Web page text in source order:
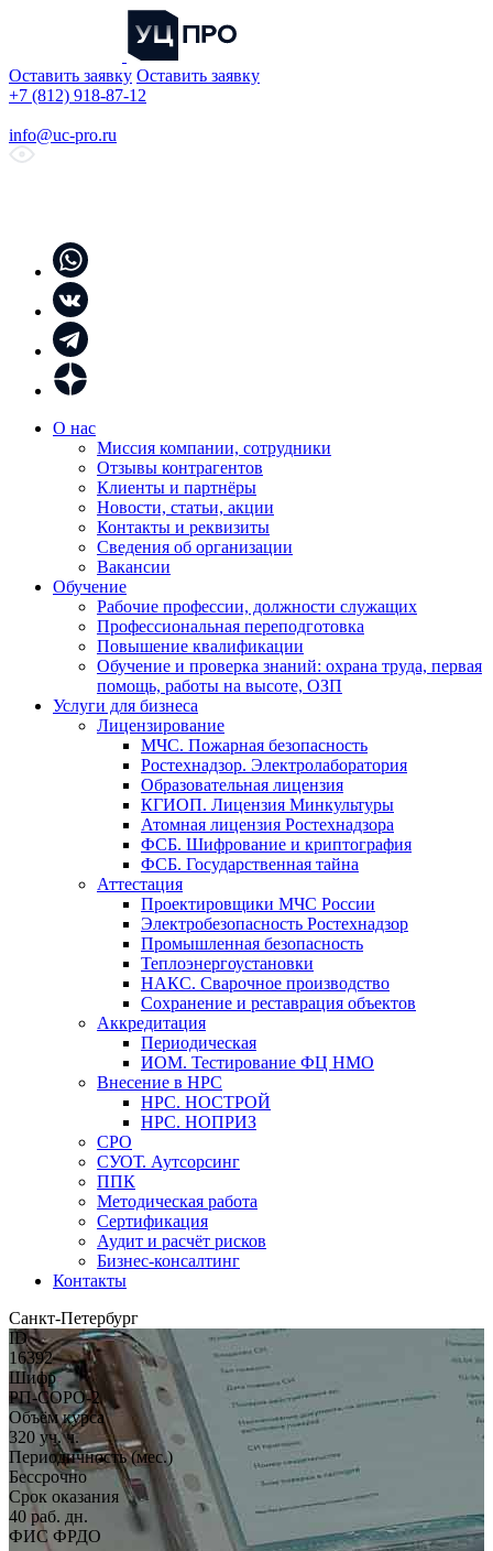
Оставить заявку Оставить заявку
+7 (812) 918-87-12
info@uc-pro.ru
О нас
Миссия компании, сотрудники
Отзывы контрагентов
Клиенты и партнёры
Новости, статьи, акции
Контакты и реквизиты
Сведения об организации
Вакансии
Обучение
Рабочие профессии, должности служащих
Профессиональная переподготовка
Повышение квалификации
Обучение и проверка знаний: охрана труда, первая
помощь, работы на высоте, ОЗП
Услуги для бизнеса
Лицензирование
МЧС. Пожарная безопасность
Ростехнадзор. Электролаборатория
Образовательная лицензия
КГИОП. Лицензия Минкультуры
Атомная лицензия Ростехнадзора
ФСБ. Шифрование и криптография
ФСБ. Государственная тайна
Аттестация
Проектировщики МЧС России
Электробезопасность Ростехнадзор
Промышленная безопасность
Теплоэнергоустановки
НАКС. Сварочное производство
Сохранение и реставрация объектов
Аккредитация
Периодическая
ИОМ. Тестирование ФЦ НМО
Внесение в НРС
НРС. НОСТРОЙ
НРС. НОПРИЗ
СРО
СУОТ. Аутсорсинг
ППК
Методическая работа
Сертификация
Аудит и расчёт рисков
Бизнес-консалтинг
Контакты
Санкт-Петербург
ID
16392
Шифр
РП-СОРО-2
Объём курса
320 уч. ч.
Периодичность (мес.)
Бессрочно
Срок оказания
40 раб. дн.
ФИС ФРДО